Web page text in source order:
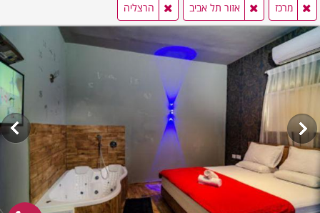
מרכז אזור תל אביב הרצליה